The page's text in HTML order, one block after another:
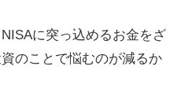
に突っ込めるお金をざ
のことで悩むのが減るか